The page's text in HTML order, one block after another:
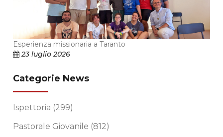
Esperienza missionaria a Taranto
23 luglio 2026
Categorie News
Ispettoria (299)
Pastorale Giovanile (812)